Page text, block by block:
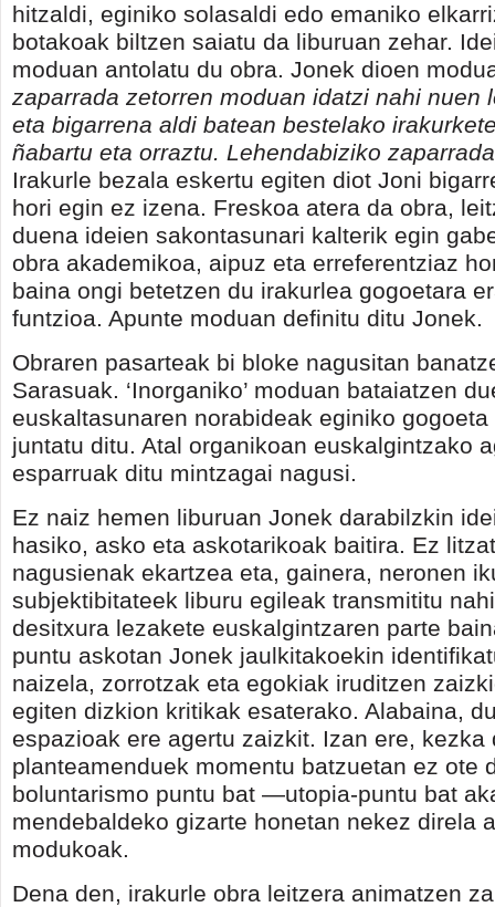
hitzaldi, eginiko solasaldi edo emaniko
botakoak biltzen saiatu da liburuan zehar.
moduan antolatu du obra. Jonek dioen
zaparrada zetorren moduan idatzi nahi nuen
eta bigarrena aldi batean bestelako
ñabartu eta orraztu. Lehendabiziko
Irakurle bezala eskertu egiten diot Joni
hori egin ez izena. Freskoa atera da obra,
duena ideien sakontasunari kalterik egin
obra akademikoa, aipuz eta erreferentziaz
baina ongi betetzen du irakurlea gogoetara
funtzioa. Apunte moduan definitu ditu Jonek.
Obraren pasarteak bi bloke nagusitan
Sarasuak. ‘Inorganiko’ moduan bataiatzen
euskaltasunaren norabideak eginiko
juntatu ditu. Atal organikoan euskalgintzako
esparruak ditu mintzagai nagusi.
Ez naiz hemen liburuan Jonek darabilzkin
hasiko, asko eta askotarikoak baitira. Ez
nagusienak ekartzea eta, gainera, neronen
subjektibitateek liburu egileak transmititu
desitxura lezakete euskalgintzaren parte
puntu askotan Jonek jaulkitakoekin
naizela, zorrotzak eta egokiak iruditzen
egiten dizkion kritikak esaterako. Alabaina,
espazioak ere agertu zaizkit. Izan ere, kezka
planteamenduek momentu batzuetan ez ote
boluntarismo puntu bat —utopia-puntu bat
mendebaldeko gizarte honetan nekez direla
modukoak.
Dena den, irakurle obra leitzera animatzen